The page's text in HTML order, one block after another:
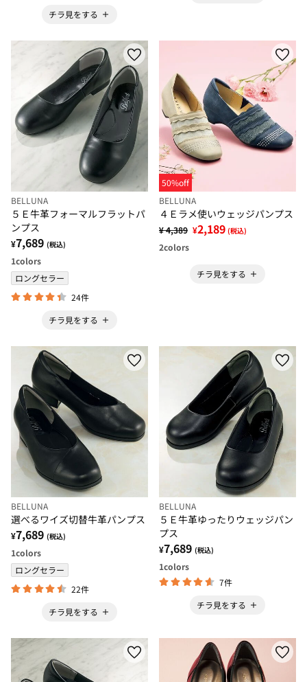
チラ見をする
BELLUNA
５Ｅ牛革フォーマルフラットパ
ンプス
¥7,689 (税込)
1colors
ロングセラー
24件
チラ見をする
50%off
BELLUNA
４Ｅラメ使いウェッジパンプス
¥ 4,389 ¥2,189 (税込)
2colors
チラ見をする
BELLUNA
選べるワイズ切替牛革パンプス
¥7,689 (税込)
1colors
ロングセラー
22件
チラ見をする
BELLUNA
５Ｅ牛革ゆったりウェッジパン
プス
¥7,689 (税込)
1colors
7件
チラ見をする